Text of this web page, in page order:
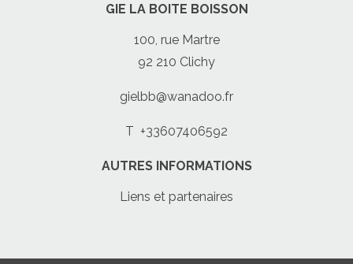
GIE LA BOITE BOISSON
100, rue Martre
92 210 Clichy
gielbb@wanadoo.fr
T +33607406592
AUTRES INFORMATIONS
Liens et partenaires